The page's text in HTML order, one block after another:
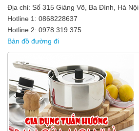
Địa chỉ: Số 315 Giảng Võ, Ba Đình, Hà Nội
Hotline 1: 0868228637
Hotline 2: 0978 319 375
Bản đồ đường đi